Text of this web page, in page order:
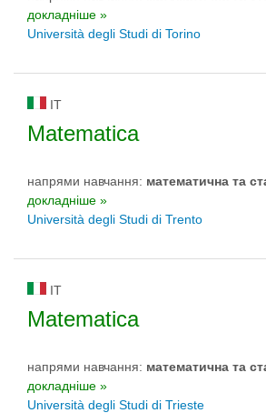
докладніше »
Università degli Studi di Torino
IT
Matematica
напрями навчання: математичнa та
докладніше »
Università degli Studi di Trento
IT
Matematica
напрями навчання: математичнa та
докладніше »
Università degli Studi di Trieste